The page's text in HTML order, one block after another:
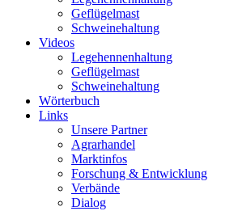
Geflügelmast
Schweinehaltung
Videos
Legehennenhaltung
Geflügelmast
Schweinehaltung
Wörterbuch
Links
Unsere Partner
Agrarhandel
Marktinfos
Forschung & Entwicklung
Verbände
Dialog